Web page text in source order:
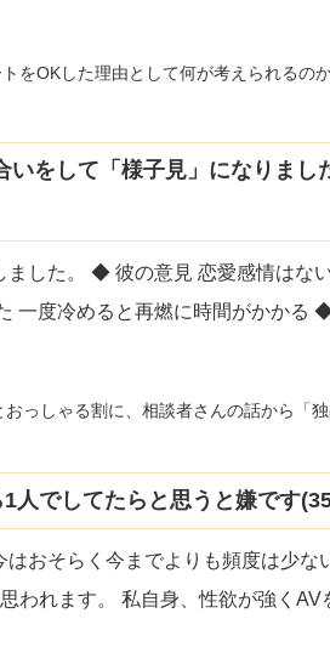
をOKした理由として何が考えられるのか
をして「様子見」になりまし
ました。 ◆ 彼の意見 恋愛感情はな
一度冷めると再燃に時間がかかる
っしゃる割に、相談者さんの話から「独
でしてたらと思うと嫌です(35
おそらく今までよりも頻度は少な
われます。 私自身、性欲が強く